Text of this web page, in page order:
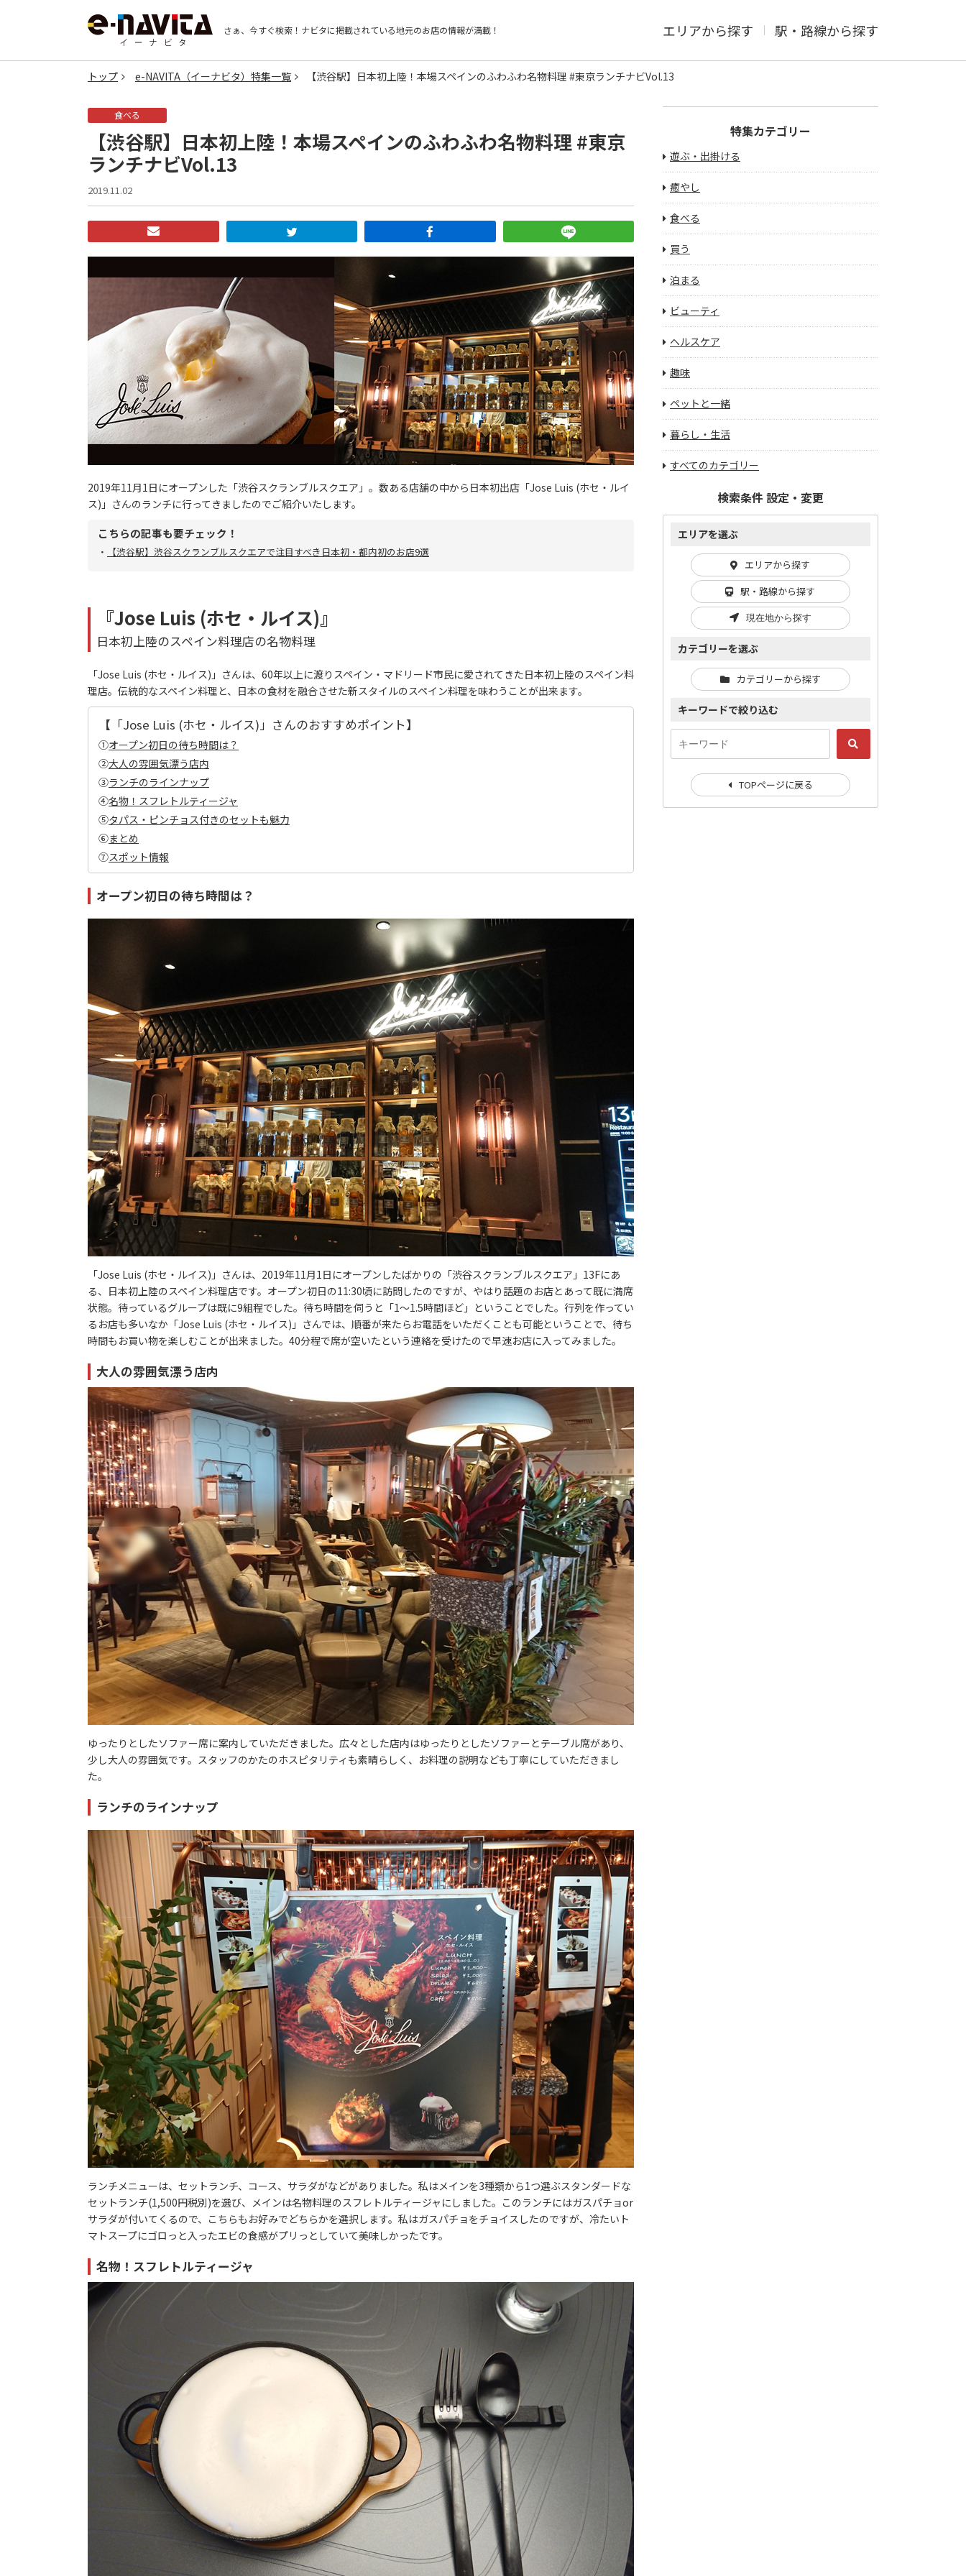
さぁ、今すぐ検索！ ナビタに掲載されている地元のお店の情報が満載！ エリアから探す 駅・路線から探す
トップ e-NAVITA（イーナビタ）特集一覧 【渋谷駅】日本初上陸！本場スペインのふわふわ名物料理 #東京ランチナビVol.13
食べる
【渋谷駅】日本初上陸！本場スペインのふわふわ名物料理 #東京
ランチナビVol.13
2019.11.02
2019年11月1日にオープンした「渋谷スクランブルスクエア」。数ある店舗の中から日本初出店「Jose Luis (ホセ・ルイ
ス)」さんのランチに行ってきましたのでご紹介いたします。
こちらの記事も要チェック！
・ 【渋谷駅】渋谷スクランブルスクエアで注目すべき日本初・都内初のお店9選
『Jose Luis (ホセ・ルイス)』
日本初上陸のスペイン料理店の名物料理
「Jose Luis (ホセ・ルイス)」さんは、60年以上に渡りスペイン・マドリード市民に愛されてきた日本初上陸のスペイン料
理店。伝統的なスペイン料理と、日本の食材を融合させた新スタイルのスペイン料理を味わうことが出来ます。
【「Jose Luis (ホセ・ルイス)」さんのおすすめポイント】
①オープン初日の待ち時間は？
②大人の雰囲気漂う店内
③ランチのラインナップ
④名物！スフレトルティージャ
⑤タパス・ピンチョス付きのセットも魅力
⑥まとめ
⑦スポット情報
オープン初日の待ち時間は？
「Jose Luis (ホセ・ルイス)」さんは、2019年11月1日にオープンしたばかりの「渋谷スクランブルスクエア」13Fにあ
る、日本初上陸のスペイン料理店です。オープン初日の11:30頃に訪問したのですが、やはり話題のお店とあって既に満席
状態。待っているグループは既に9組程でした。待ち時間を伺うと「1～1.5時間ほど」ということでした。行列を作ってい
るお店も多いなか「Jose Luis (ホセ・ルイス)」さんでは、順番が来たらお電話をいただくことも可能ということで、待ち
時間もお買い物を楽しむことが出来ました。40分程で席が空いたという連絡を受けたので早速お店に入ってみました。
大人の雰囲気漂う店内
ゆったりとしたソファー席に案内していただきました。広々とした店内はゆったりとしたソファーとテーブル席があり、
少し大人の雰囲気です。スタッフのかたのホスピタリティも素晴らしく、お料理の説明なども丁寧にしていただきまし
た。
ランチのラインナップ
ランチメニューは、セットランチ、コース、サラダがなどがありました。私はメインを3種類から1つ選ぶスタンダードな
セットランチ(1,500円税別)を選び、メインは名物料理のスフレトルティージャにしました。このランチにはガスパチョor
サラダが付いてくるので、こちらもお好みでどちらかを選択します。私はガスパチョをチョイスしたのですが、冷たいト
マトスープにゴロっと入ったエビの食感がプリっとしていて美味しかったです。
名物！スフレトルティージャ
特集カテゴリー
遊ぶ・出掛ける
癒やし
食べる
買う
泊まる
ビューティ
ヘルスケア
趣味
ペットと一緒
暮らし・生活
すべてのカテゴリー
検索条件 設定・変更
エリアを選ぶ
エリアから探す
駅・路線から探す
現在地から探す
カテゴリーを選ぶ
カテゴリーから探す
キーワードで絞り込む
TOPページに戻る